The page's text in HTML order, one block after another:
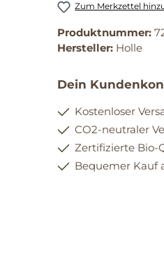
Zum Merkzettel
Produktnummer:
Hersteller: Holle
Dein
Kostenloser
CO2-neutraler
Zertifizierte Bio-
Bequemer Kauf